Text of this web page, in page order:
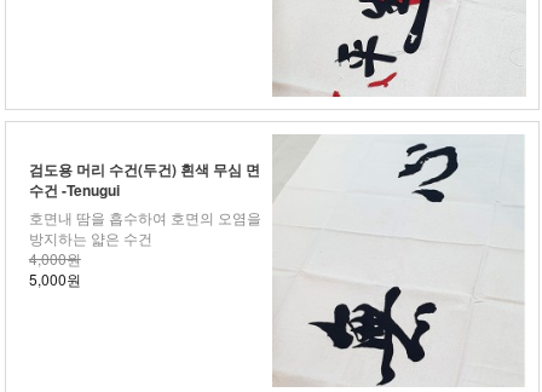
검도용 머리 수건(두건) 흰색 무심 면
수건 -Tenugui
호면내 땀을 흡수하여 호면의 오염을
방지하는 얇은 수건
4,000원
5,000원